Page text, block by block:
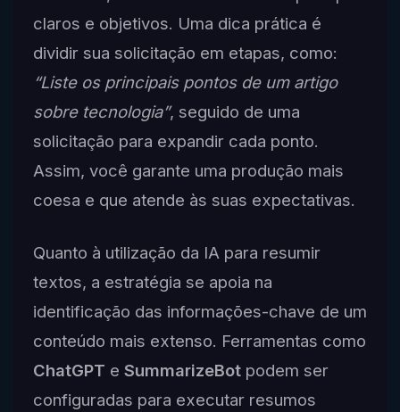
claros e objetivos. Uma dica prática é
dividir sua solicitação em etapas, como:
“Liste os principais pontos de um artigo
sobre tecnologia”, seguido de uma
solicitação para expandir cada ponto.
Assim, você garante uma produção mais
coesa e que atende às suas expectativas.
Quanto à utilização da IA para resumir
textos, a estratégia se apoia na
identificação das informações-chave de um
conteúdo mais extenso. Ferramentas como
ChatGPT e SummarizeBotpodem ser
configuradas para executar resumos